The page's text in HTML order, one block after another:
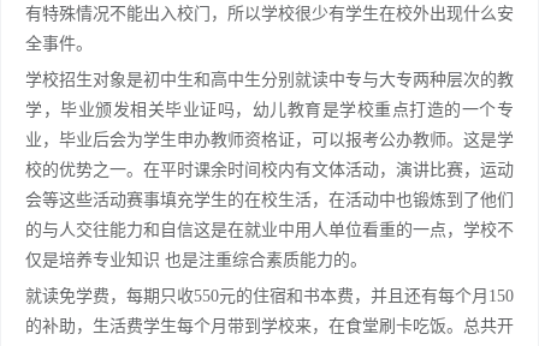
有特殊情况不能出入校门，所以学校很少有学生在校外出现什么安
全事件。
学校招生对象是初中生和高中生分别就读中专与大专两种层次的教
学，毕业颁发相关毕业证吗，幼儿教育是学校重点打造的一个专
业，毕业后会为学生申办教师资格证，可以报考公办教师。这是学
校的优势之一。在平时课余时间校内有文体活动，演讲比赛，运动
会等这些活动赛事填充学生的在校生活，在活动中也锻炼到了他们
的与人交往能力和自信这是在就业中用人单位看重的一点，学校不
仅是培养专业知识 也是注重综合素质能力的。
就读免学费，每期只收550元的住宿和书本费，并且还有每个月150
的补助，生活费学生每个月带到学校来，在食堂刷卡吃饭。总共开